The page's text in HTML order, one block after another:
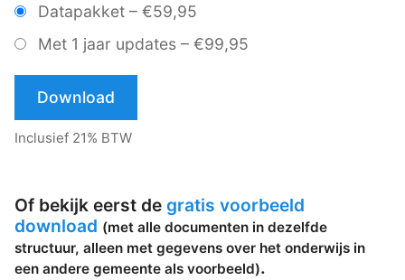
Datapakket – €59,95
Met 1 jaar updates – €99,95
Download
Inclusief 21% BTW
Of bekijk eerst de gratis voorbeeld
download (met alle documenten in dezelfde
structuur, alleen met gegevens over het onderwijs in
een andere gemeente als voorbeeld).